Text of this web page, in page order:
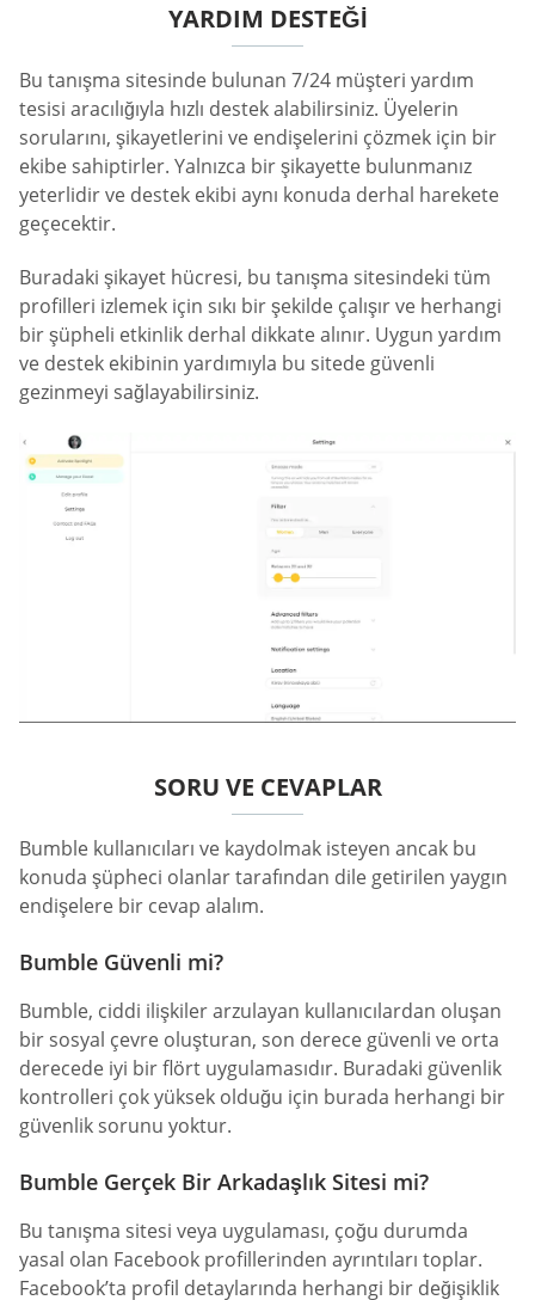
YARDIM DESTEĞI
Bu tanışma sitesinde bulunan 7/24 müşteri yardım
tesisi aracılığıyla hızlı destek alabilirsiniz. Üyelerin
sorularını, şikayetlerini ve endişelerini çözmek için bir
ekibe sahiptirler. Yalnızca bir şikayette bulunmanız
yeterlidir ve destek ekibi aynı konuda derhal harekete
geçecektir.
Buradaki şikayet hücresi, bu tanışma sitesindeki tüm
profilleri izlemek için sıkı bir şekilde çalışır ve herhangi
bir şüpheli etkinlik derhal dikkate alınır. Uygun yardım
ve destek ekibinin yardımıyla bu sitede güvenli
gezinmeyi sağlayabilirsiniz.
SORU VE CEVAPLAR
Bumble kullanıcıları ve kaydolmak isteyen ancak bu
konuda şüpheci olanlar tarafından dile getirilen yaygın
endişelere bir cevap alalım.
Bumble Güvenli mi?
Bumble, ciddi ilişkiler arzulayan kullanıcılardan oluşan
bir sosyal çevre oluşturan, son derece güvenli ve orta
derecede iyi bir flört uygulamasıdır. Buradaki güvenlik
kontrolleri çok yüksek olduğu için burada herhangi bir
güvenlik sorunu yoktur.
Bumble Gerçek Bir Arkadaşlık Sitesi mi?
Bu tanışma sitesi veya uygulaması, çoğu durumda
yasal olan Facebook profillerinden ayrıntıları toplar.
Facebook’ta profil detaylarında herhangi bir değişiklik